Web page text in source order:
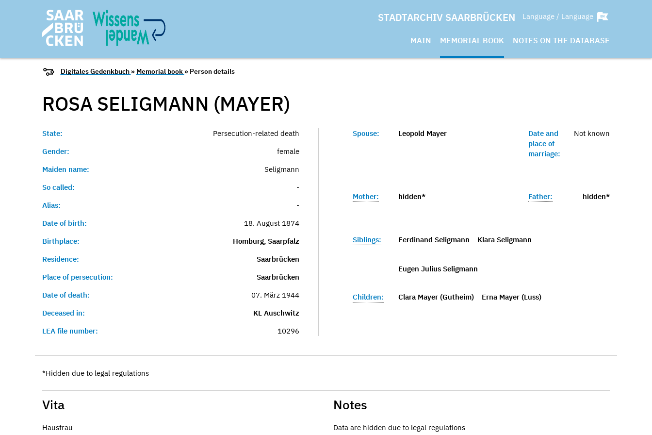
STADTARCHIV SAARBRÜCKEN Language / Language
MAIN MEMORIAL BOOK NOTES ON THE DATABASE
Digitales Gedenkbuch » Memorial book » Person details
ROSA SELIGMANN (MAYER)
State:
Persecution-related death
Gender:
female
Maiden name:
Seligmann
So called:
-
Alias:
-
Date of birth:
18. August 1874
Birthplace:
Homburg, Saarpfalz
Residence:
Saarbrücken
Place of persecution:
Saarbrücken
Date of death:
07. März 1944
Deceased in:
KL Auschwitz
LEA file number:
10296
Spouse: Leopold Mayer
Date and
place of
marriage:
Not known
Mother: hidden* Father: hidden*
Siblings: Ferdinand Seligmann Klara Seligmann
Eugen Julius Seligmann
Children: Clara Mayer (Gutheim) Erna Mayer (Luss)
*Hidden due to legal regulations
Vita
Hausfrau
Notes
Data are hidden due to legal regulations